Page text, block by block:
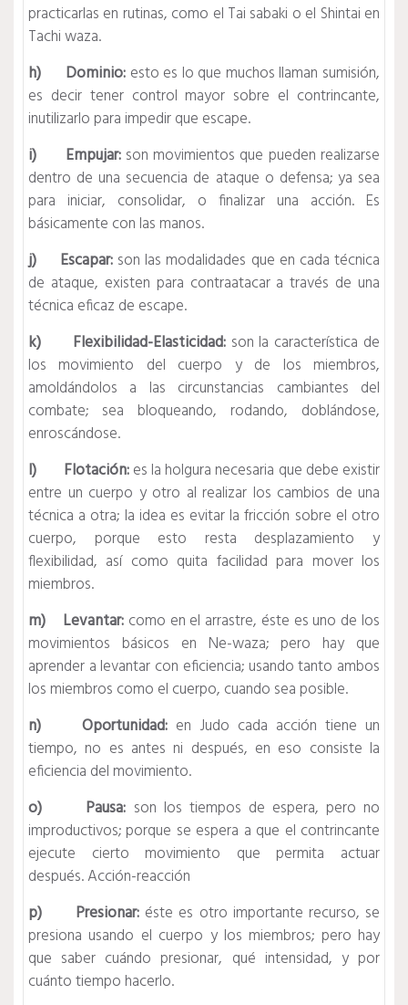
practicarlas en rutinas, como el Tai sabaki o el Shintai en
Tachi waza.
h) Dominio: esto es lo que muchos llaman sumisión,
es decir tener control mayor sobre el contrincante,
inutilizarlo para impedir que escape.
i) Empujar:son movimientos que pueden realizarse
dentro de una secuencia de ataque o defensa; ya sea
para iniciar, consolidar, o finalizar una acción. Es
básicamente con las manos.
j) Escapar: son las modalidades que en cada técnica
de ataque, existen para contraatacar a través de una
técnica eficaz de escape.
k) Flexibilidad-Elasticidad: son la característica de
los movimiento del cuerpo y de los miembros,
amoldándolos a las circunstancias cambiantes del
combate; sea bloqueando, rodando, doblándose,
enroscándose.
l) Flotación:es la holgura necesaria que debe existir
entre un cuerpo y otro al realizar los cambios de una
técnica a otra; la idea es evitar la fricción sobre el otro
cuerpo, porque esto resta desplazamiento y
flexibilidad, así como quita facilidad para mover los
miembros.
m) Levantar: como en el arrastre, éste es uno de los
movimientos básicos en Ne-waza; pero hay que
aprender a levantar con eficiencia; usando tanto ambos
los miembros como el cuerpo, cuando sea posible.
n) Oportunidad: en Judo cada acción tiene un
tiempo, no es antes ni después, en eso consiste la
eficiencia del movimiento.
o) Pausa: son los tiempos de espera, pero no
improductivos; porque se espera a que el contrincante
ejecute cierto movimiento que permita actuar
después. Acción-reacción
p) Presionar: éste es otro importante recurso, se
presiona usando el cuerpo y los miembros; pero hay
que saber cuándo presionar, qué intensidad, y por
cuánto tiempo hacerlo.